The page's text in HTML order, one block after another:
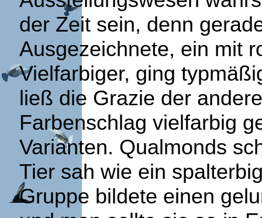
der Zeit sein, denn
Ausgezeichnete, ein mit
Vielfarbiger, ging
ließ die Grazie der
Farbenschlag vielfarbig
Varianten. Qualmonds
Tier sah wie ein
Gruppe bildete einen